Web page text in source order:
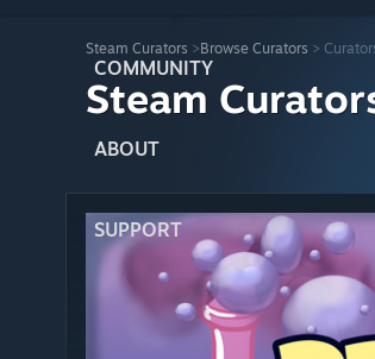
COMMUNITY
ABOUT
SUPPORT
Steam Curators >Browse Curators >
Steam